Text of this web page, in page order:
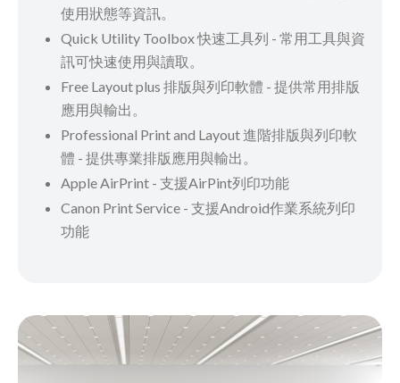
使用狀態等資訊。
Quick Utility Toolbox 快速工具列 - 常用工具與資
訊可快速使用與讀取。
Free Layout plus 排版與列印軟體 - 提供常用排版
應用與輸出。
Professional Print and Layout 進階排版與列印軟
體 - 提供專業排版應用與輸出。
Apple AirPrint - 支援AirPint列印功能
Canon Print Service - 支援Android作業系統列印
功能